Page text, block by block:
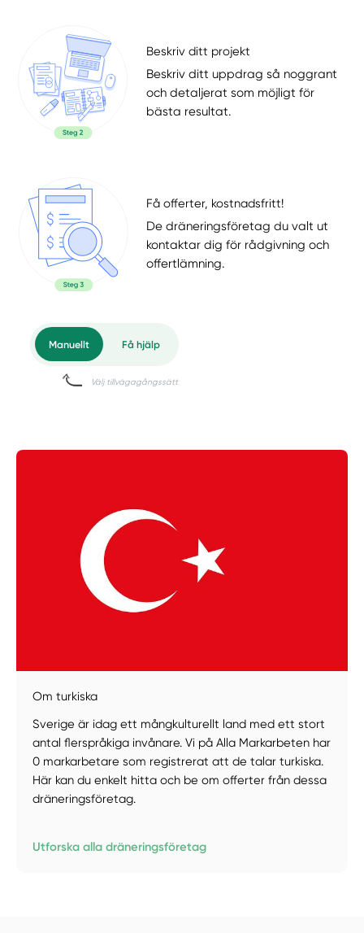
Beskriv ditt projekt
Beskriv ditt uppdrag så noggrant
och detaljerat som möjligt för
bästa resultat.
Få offerter, kostnadsfritt!
De dräneringsföretag du valt ut
kontaktar dig för rådgivning och
offertlämning.
Manuellt
Om turkiska
Sverige är idag ett mångkulturellt land med ett stort
antal flerspråkiga invånare. Vi på Alla Markarbeten har
0 markarbetare som registrerat att de talar turkiska.
Här kan du enkelt hitta och be om offerter från dessa
dräneringsföretag.
Utforska alla dräneringsföretag